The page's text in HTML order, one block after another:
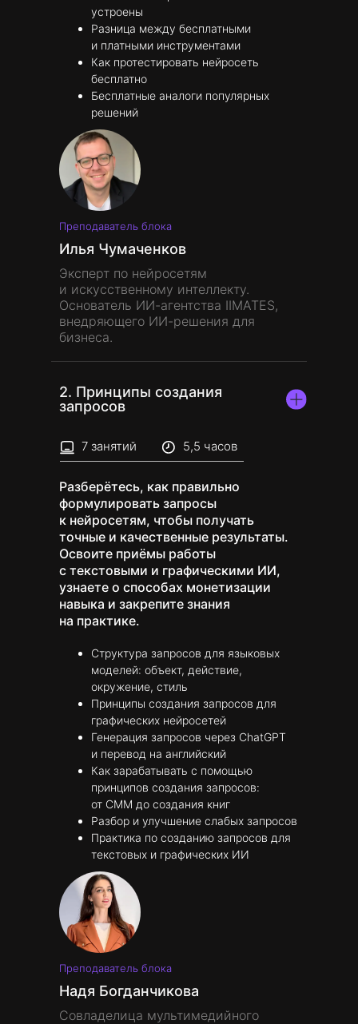
Илья Чумаченков
Эксперт по нейросетям
и искусственному интеллекту.
Основатель ИИ-агентства IIMATES,
внедряющего ИИ-решения для
бизнеса.
Преподаватель блока
устроены
Разница между бесплатными
и платными инструментами
Как протестировать нейросеть
бесплатно
Бесплатные аналоги популярных
решений
2. Принципы создания
запросов
5,5 часов
7 занятий
Надя Богданчикова
Совладелица мультимедийного
Преподаватель блока
Разберётесь, как правильно
формулировать запросы
к нейросетям, чтобы получать
точные и качественные результаты.
Освоите приёмы работы
с текстовыми и графическими ИИ,
узнаете о способах монетизации
навыка и закрепите знания
на практике.
Структура запросов для языковых
моделей: объект, действие,
окружение, стиль
Принципы создания запросов для
графических нейросетей
Генерация запросов через ChatGPT
и перевод на английский
Как зарабатывать с помощью
принципов создания запросов:
от СММ до создания книг
Разбор и улучшение слабых запросов
Практика по созданию запросов для
текстовых и графических ИИ